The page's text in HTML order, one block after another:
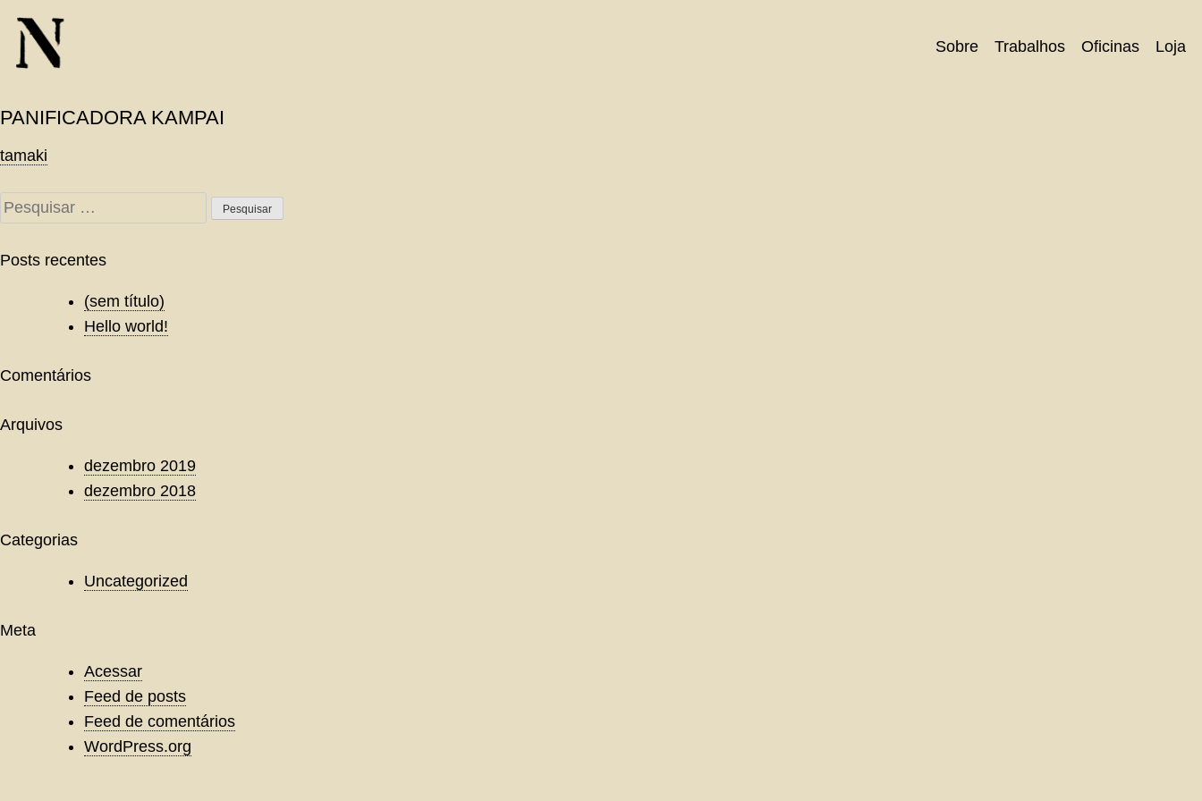
content
Sobre Trabalhos Oficinas Loja
PANIFICADORA KAMPAI
Navegação
Post
tamaki
Pesquisar
por:
Posts recentes
(sem título)
Hello world!
Comentários
Arquivos
dezembro 2019
dezembro 2018
Categorias
Uncategorized
Meta
Acessar
Feed de posts
Feed de comentários
WordPress.org